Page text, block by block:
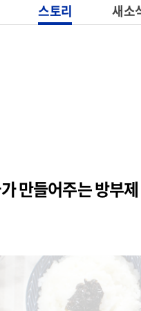
스토리 새소
만들어주는 방부